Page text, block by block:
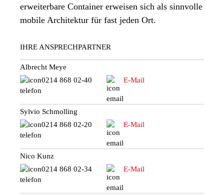
erweiterbare Container erweisen sich als sinnvolle
mobile Architektur für fast jeden Ort.
IHRE ANSPRECHPARTNER
Albrecht Meye
0214 868 02-40
E-Mail
Sylvio Schmolling
0214 868 02-20
E-Mail
Nico Kunz
0214 868 02-34
E-Mail